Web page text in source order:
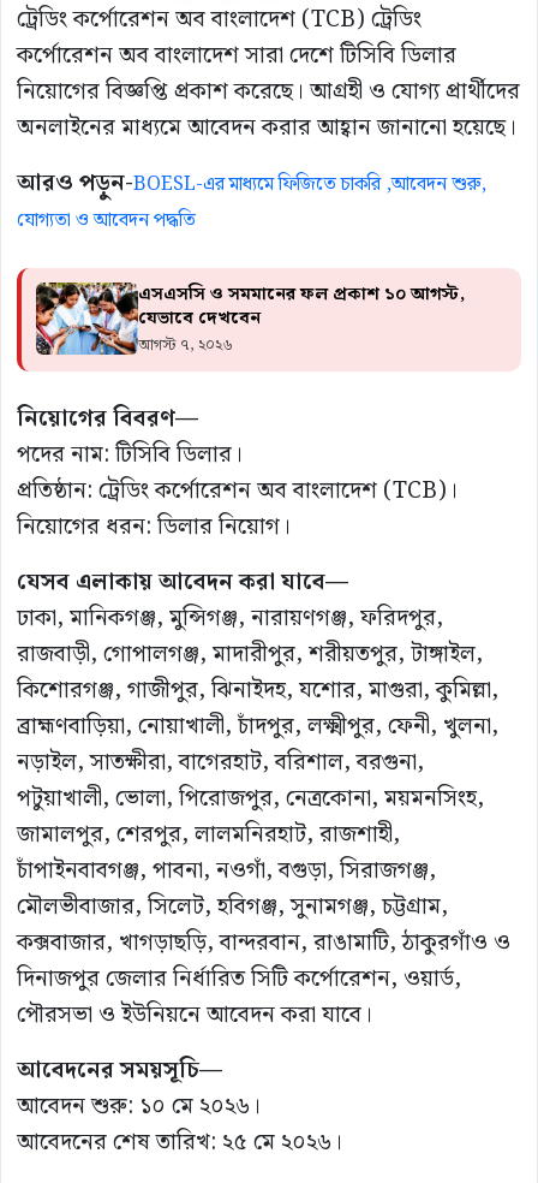
ট্রেডিং কর্পোরেশন অব বাংলাদেশ (TCB)ট্রেডিং
কর্পোরেশন অব বাংলাদেশসারা দেশে টিসিবি ডিলার
নিয়োগের বিজ্ঞপ্তি প্রকাশ করেছে। আগ্রহী ও যোগ্য প্রার্থীদের
অনলাইনের মাধ্যমে আবেদন করার আহ্বান জানানো হয়েছে।
আরও পড়ুন-BOESL-এর মাধ্যমে ফিজিতে চাকরি ,আবেদন শুরু,
যোগ্যতা ও আবেদন পদ্ধতি
এসএসসি ও সমমানের ফল প্রকাশ ১০ আগস্ট,
যেভাবে দেখবেন
আগস্ট ৭, ২০২৬
নিয়োগের বিবরণ—
পদের নাম: টিসিবি ডিলার।
প্রতিষ্ঠান: ট্রেডিং কর্পোরেশন অব বাংলাদেশ (TCB)।
নিয়োগের ধরন: ডিলার নিয়োগ।
যেসব এলাকায় আবেদন করা যাবে—
ঢাকা, মানিকগঞ্জ, মুন্সিগঞ্জ, নারায়ণগঞ্জ, ফরিদপুর,
রাজবাড়ী, গোপালগঞ্জ, মাদারীপুর, শরীয়তপুর, টাঙ্গাইল,
কিশোরগঞ্জ, গাজীপুর, ঝিনাইদহ, যশোর, মাগুরা, কুমিল্লা,
ব্রাহ্মণবাড়িয়া, নোয়াখালী, চাঁদপুর, লক্ষ্মীপুর, ফেনী, খুলনা,
নড়াইল, সাতক্ষীরা, বাগেরহাট, বরিশাল, বরগুনা,
পটুয়াখালী, ভোলা, পিরোজপুর, নেত্রকোনা, ময়মনসিংহ,
জামালপুর, শেরপুর, লালমনিরহাট, রাজশাহী,
চাঁপাইনবাবগঞ্জ, পাবনা, নওগাঁ, বগুড়া, সিরাজগঞ্জ,
মৌলভীবাজার, সিলেট, হবিগঞ্জ, সুনামগঞ্জ, চট্টগ্রাম,
কক্সবাজার, খাগড়াছড়ি, বান্দরবান, রাঙামাটি, ঠাকুরগাঁও ও
দিনাজপুর জেলার নির্ধারিত সিটি কর্পোরেশন, ওয়ার্ড,
পৌরসভা ও ইউনিয়নে আবেদন করা যাবে।
আবেদনের সময়সূচি—
আবেদন শুরু: ১০ মে ২০২৬।
আবেদনের শেষ তারিখ: ২৫ মে ২০২৬।